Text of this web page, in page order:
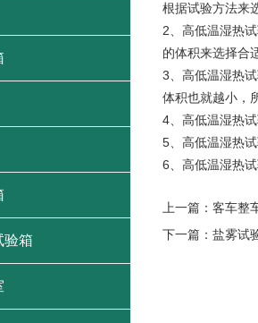
根据试验方法来
2、高低温湿热
的体积来选择合
3、高低温湿热
体积也就越小，
4、高低温湿热
5、高低温湿热
6、高低温湿热
上一篇： 客车整
下一篇： 盐雾试
验箱